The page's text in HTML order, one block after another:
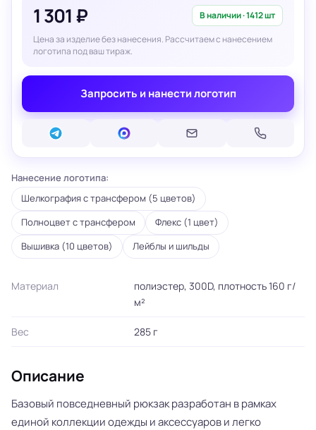
1 301 ₽ В наличии · 1412 шт
Цена за изделие без нанесения. Рассчитаем с нанесением
логотипа под ваш тираж.
Запросить и нанести логотип
Нанесение логотипа:
Шелкография с трансфером (5 цветов)
Полноцвет с трансфером
Флекс (1 цвет)
Вышивка (10 цветов)
Лейблы и шильды
Материал
полиэстер, 300D, плотность 160 г/
м²
Вес 285 г
Описание
Базовый повседневный рюкзак разработан в рамках
единой коллекции одежды и аксессуаров и легко